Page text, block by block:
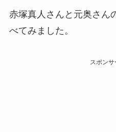
赤塚真人さんと元奥さん
べてみました。
スポンサ